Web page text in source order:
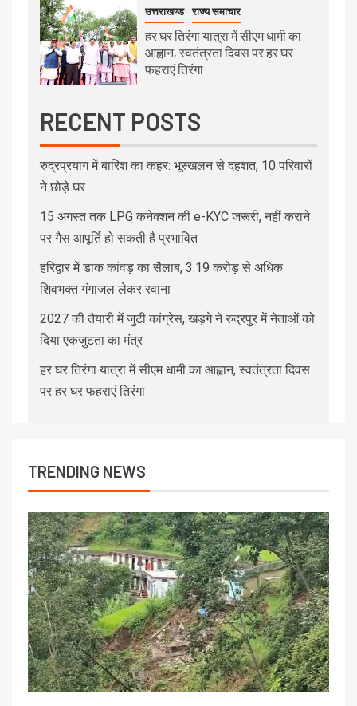
उत्तराखण्ड राज्य समाचार
हर घर तिरंगा यात्रा में सीएम धामी का
आह्वान, स्वतंत्रता दिवस पर हर घर
फहराएं तिरंगा
RECENT POSTS
रुद्रप्रयाग में बारिश का कहर: भूस्खलन से दहशत, 10 परिवारों
ने छोड़े घर
15 अगस्त तक LPG कनेक्शन की e-KYC जरूरी, नहीं कराने
पर गैस आपूर्ति हो सकती है प्रभावित
हरिद्वार में डाक कांवड़ का सैलाब, 3.19 करोड़ से अधिक
शिवभक्त गंगाजल लेकर रवाना
2027 की तैयारी में जुटी कांग्रेस, खड़गे ने रुद्रपुर में नेताओं को
दिया एकजुटता का मंत्र
हर घर तिरंगा यात्रा में सीएम धामी का आह्वान, स्वतंत्रता दिवस
पर हर घर फहराएं तिरंगा
TRENDING NEWS